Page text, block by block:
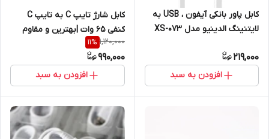
کابل پاور بانکی آیفون ، USB به
لایتنینگ الدینیو مدل XS-073
219,000
افزودن به سبد
کابل شارژ تایپ C به تایپ C
کنفی ۶۵ وات |بهترین و مقاوم
اصل voltamper
1,120,000
11%
990,000
افزودن به سبد